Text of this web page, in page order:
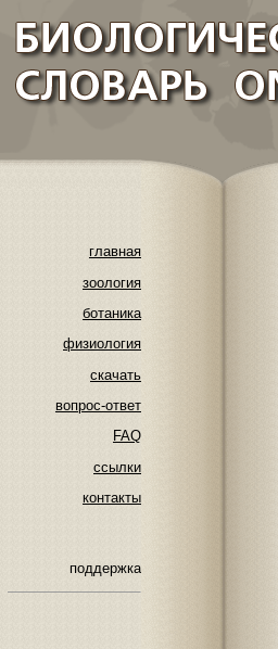
главная
зоология
ботаника
физиология
скачать
вопрос-ответ
FAQ
ссылки
контакты
поддержка